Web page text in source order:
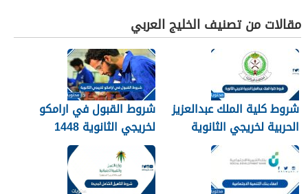
مقالات من تصنيف الخليج العربي
شروط كلية الملك عبدالعزيز
الحربية لخريجي الثانوية
1448
شروط القبول في ارامكو
لخريجي الثانوية 1448